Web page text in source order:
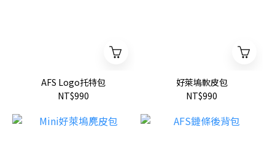
AFS Logo托特包
NT$990
好萊塢軟皮包
NT$990